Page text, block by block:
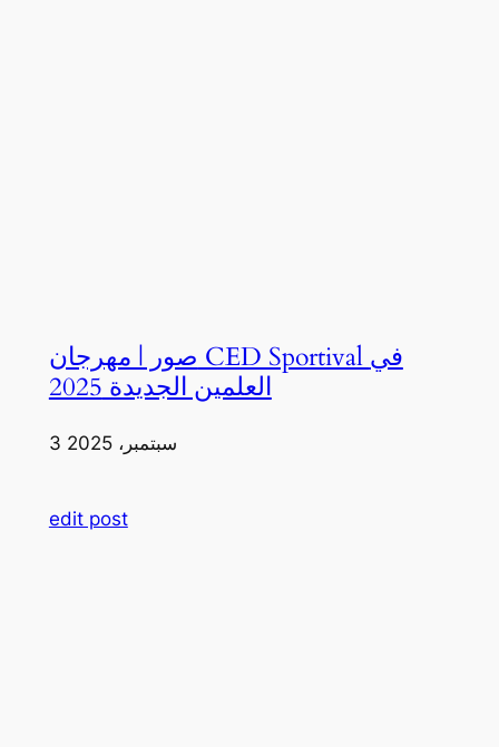
صور | مهرجان CED Sportival في
العلمين الجديدة 2025
3 سبتمبر، 2025
edit post